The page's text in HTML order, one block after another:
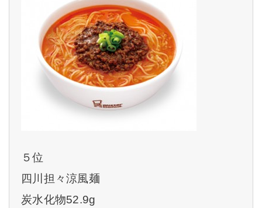
５位
四川担々涼風麺
炭水化物52.9g